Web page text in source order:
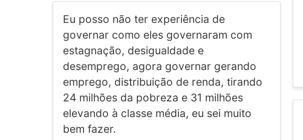
Eu posso não ter experiência de
governar como eles governaram com
estagnação, desigualdade e
desemprego, agora governar gerando
emprego, distribuição de renda, tirando
24 milhões da pobreza e 31 milhões
elevando à classe média, eu sei muito
bem fazer.